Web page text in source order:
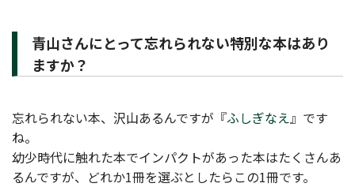
青山さんにとって忘れられない特別な本はあり
ますか？
忘れられない本、沢山あるんですが『ふしぎなえ』です
ね。
幼少時代に触れた本でインパクトがあった本はたくさんあ
るんですが、どれか1冊を選ぶとしたらこの1冊です。